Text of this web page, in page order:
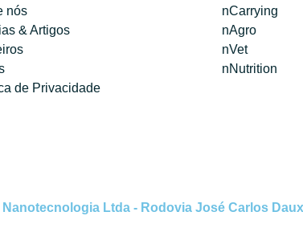
nós
& Artigos
de Privacidade
nCarrying
nAgro
nVet
nNutrition
Ltda - Rodovia José Carlos